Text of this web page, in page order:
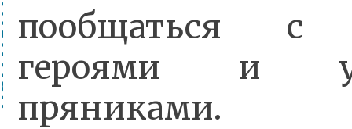
пообщаться с
героями и
пряниками.